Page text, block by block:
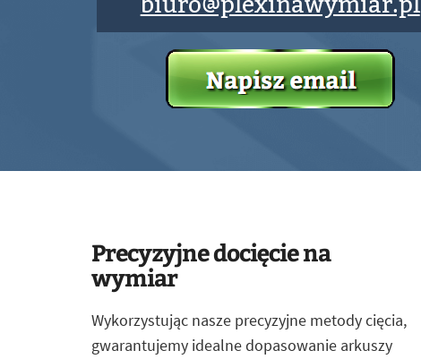
Precyzyjne docięcie na
wymiar
Wykorzystując nasze precyzyjne metody cięcia,
gwarantujemy idealne dopasowanie arkuszy